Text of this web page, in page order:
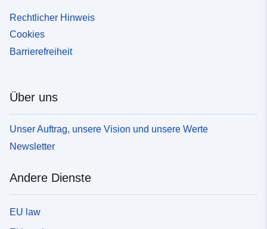
Rechtlicher Hinweis
Cookies
Barrierefreiheit
Über uns
Unser Auftrag, unsere Vision und unsere Werte
Newsletter
Andere Dienste
EU law